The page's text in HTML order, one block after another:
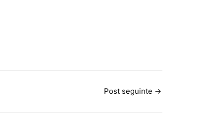
Post seguinte →